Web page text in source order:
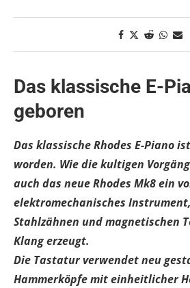
Das klassische E-
geboren
Das klassische Rhodes E-Piano
worden. Wie die kultigen
auch das neue Rhodes Mk8 ein
elektromechanisches
Stahlzähnen und magnetischen
Klang erzeugt.
Die Tastatur verwendet neu
Hammerköpfe mit einheitlicher